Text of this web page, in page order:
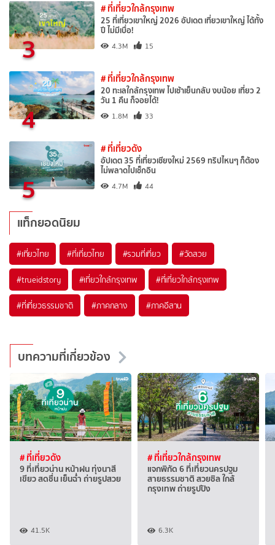
3
# ที่เที่ยวใกล้กรุงเทพ
25 ที่เที่ยวเขาใหญ่ 2026 อัปเดต เที่ยวเขาใหญ่ ได้ทั้ง
ปี ไม่มีเบื่อ!
4.3M 15
4
# ที่เที่ยวใกล้กรุงเทพ
20 ทะเลใกล้กรุงเทพ ไปเช้าเย็นกลับ งบน้อย เที่ยว 2
วัน 1 คืน ก็จอยได้!
1.8M 33
5
# ที่เที่ยวดัง
อัปเดต 35 ที่เที่ยวเชียงใหม่ 2569 ทริปไหนๆ ก็ต้อง
ไม่พลาดไปเช็กอิน
4.7M 44
แท็กยอดนิยม
#เที่ยวไทย #ที่เที่ยวไทย #รวมที่เที่ยว #วัดสวย
#trueidstory #เที่ยวใกล้กรุงเทพ #ที่เที่ยวใกล้กรุงเทพ
#ที่เที่ยวธรรมชาติ #ภาคกลาง #ภาคอีสาน
บทความที่เกี่ยวข้อง
# ที่เที่ยวดัง
9 ที่เที่ยวน่าน หน้าฝน ทุ่งนาสี
เขียว สดชื่น เย็นฉ่ำ ถ่ายรูปสวย
41.5K
# ที่เที่ยวใกล้กรุงเทพ
แจกพิกัด 6 ที่เที่ยวนครปฐม
สายธรรมชาติ สวยชิล ใกล้
กรุงเทพ ถ่ายรูปปัง
6.3K